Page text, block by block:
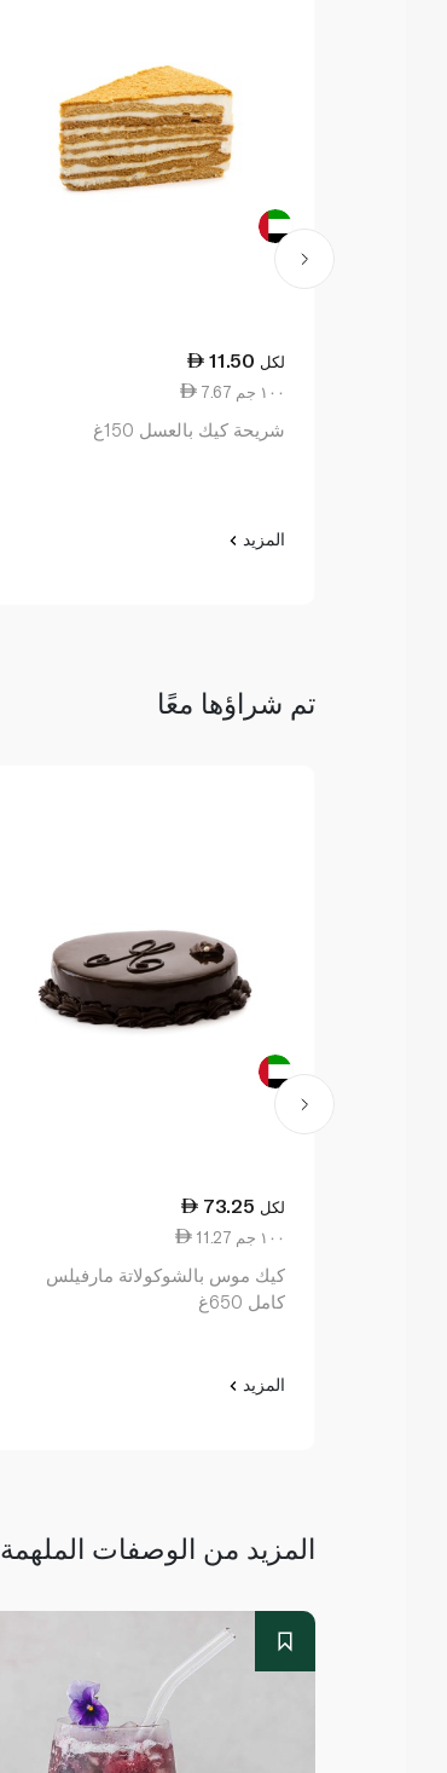
11.50 لكل
7.67 ١٠٠ جم
شريحة كيك بالعسل 150غ
المزيد
تم شراؤها معًا
73.25 لكل
11.27 ١٠٠ جم
كيك موس بالشوكولاتة مارفيلس
كامل 650غ
المزيد
المزيد من الوصفات الملهمة